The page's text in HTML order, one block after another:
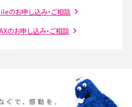
注意点や届かない時の対処法を解説
代）の違いは？サイズやスペックを比較して解説
較！スペック・機能の違いをわかりやすく紹介
のお申し込み・ご相談
のお申し込み・ご相談